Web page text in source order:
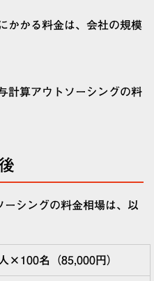
かかる料金は、会社の規模
計算アウトソーシングの料
シングの料金相場は、以
×100名（85,000円）